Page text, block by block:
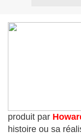
produit par
histoire ou sa